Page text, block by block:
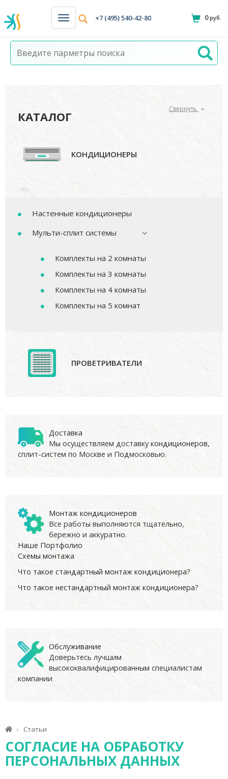
Н
а
в
и
+7 (495) 540-42-80 0руб.
КАТАЛОГ
Свернуть
КОНДИЦИОНЕРЫ
Настенные кондиционеры
Мульти-сплит системы
Комплекты на 2 комнаты
Комплекты на 3 комнаты
Комплекты на 4 комнаты
Комплекты на 5 комнат
ПРОВЕТРИВАТЕЛИ
Доставка
Мы осуществляем доставку кондиционеров,
сплит-систем по Москве и Подмосковью.
Монтаж кондиционеров
Все работы выполняются тщательно,
бережно и аккуратно.
Наше Портфолио
Схемы монтажа
Что такое стандартный монтаж кондиционера?
Что такое нестандартный монтаж кондиционера?
Обслуживание
Доверьтесь лучшим
высококвалифицированным специалистам
компании
Статьи
СОГЛАСИЕ НА ОБРАБОТКУ
ПЕРСОНАЛЬНЫХ ДАННЫХ